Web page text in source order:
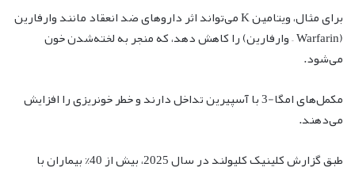
برای مثال، ویتامین K می‌تواند اثر داروهای ضد انعقاد مانند وارفارین
(Warfarin – وارفارین) را کاهش دهد، که منجر به لخته‌شدن خون
می‌شود.
مکمل‌های امگا-3 با آسپیرین تداخل دارند و خطر خونریزی را افزایش
می‌دهند.
طبق گزارش کلینیک کلیولند در سال 2025، بیش از 40% بیماران با